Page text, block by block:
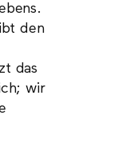
den
das
wir